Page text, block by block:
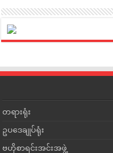
တရားရုံး
ဥပဒေချုပ်ရုံး
ဗဟိုစာရင်းအင်းအဖွဲ့